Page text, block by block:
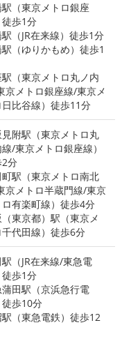
駅（東京メトロ銀座
歩1分
（JR在来線）徒歩1分
（ゆりかもめ）徒歩1
（東京メトロ丸ノ内
京メトロ銀座線/東京メ
日比谷線）徒歩11分
附駅（東京メトロ丸
線/東京メトロ銀座線）
分
町駅（東京メトロ南北
京メトロ半蔵門線/東京
ロ有楽町線）徒歩4分
東京都）駅（東京メ
千代田線）徒歩6分
（JR在来線/東急電
歩1分
田駅（京浜急行電
歩10分
（東急電鉄）徒歩12